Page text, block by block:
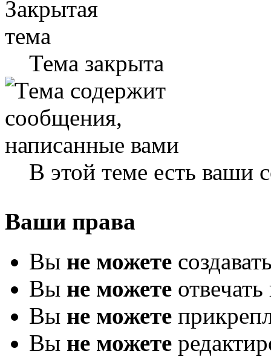
Тема закрыта
В этой теме есть ваши
Ваши права
Вы не можете
Вы не можете
Вы не можете
Вы не можете